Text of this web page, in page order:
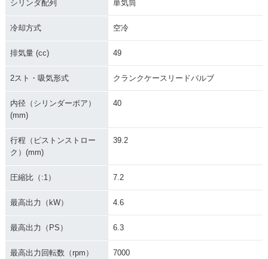
シリンダ配列 単気筒
冷却方式 空冷
排気量 (cc) 49
2スト・吸気形式 クランクケースリードバルブ
内径（シリンダーボア）
(mm)
40
行程（ピストンストロー
ク）(mm)
39.2
圧縮比（:1） 7.2
最高出力（kW） 4.6
最高出力（PS） 6.3
最高出力回転数（rpm） 7000